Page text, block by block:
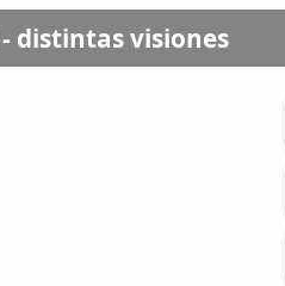
distintas visiones